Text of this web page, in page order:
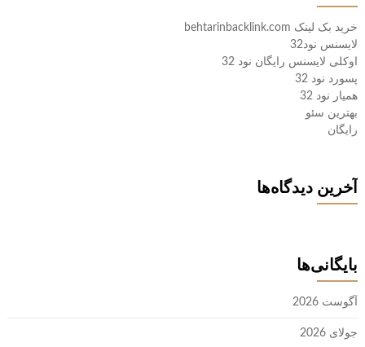
خرید بک لینک behtarinbacklink.com
لایسنس نود32
اوکلی لایسنس رایگان نود 32
پسورد نود 32
همیار نود 32
بهترین سئو
رایگان
آخرین دیدگاه‌ها
بایگانی‌ها
آگوست 2026
جولای 2026